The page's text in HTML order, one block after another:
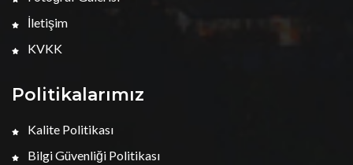
İletişim
KVKK
Politikalarımız
Kalite Politikası
Bilgi Güvenliği Politikası